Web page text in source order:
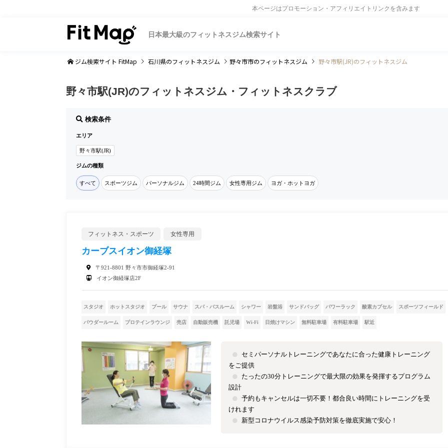
本ページはプロモーション・アフィリエイトリンクを含みます
日本最大級のフィットネスジム検索サイト
ジム検索サイト FitMap 石川県のフィットネスジム 野々市市のフィットネスジム 野々市駅(JR)のフィットネスジム
野々市駅(JR)のフィットネスジム・フィットネスクラブ
検索条件
エリア
野々市駅(JR)
ジムの種類
すべて スポーツジム パーソナルジム 24時間ジム 女性専用ジム ヨガ・ホットヨガ
フィットネス・スポーツ 女性専用
カーブスイオン御経塚
〒921-8801 野々市市御経塚2-91
イオン御経塚店2F
スタジオ ホットスタジオ プール サウナ スパ・バスルーム シャワー 岩盤浴 サンドバッグ パワーラック 酸素カプセル スポーツフィールド
パウダールーム プロテインラウンジ 売店 自動販売機 託児場 Wi-Fi 日焼けマシン 無料駐車場 有料駐車場 駅近
セミパーソナルトレーニングであなたに合った健康トレーニング
をご提供
たったの30分トレーニングで最大限の効果を発揮するプログラム
設計
予約もキャンセルは一切不要！都合良い時間にトレーニングを受
けれます
新型コロナウイルス感染予防対策を徹底実施で安心！